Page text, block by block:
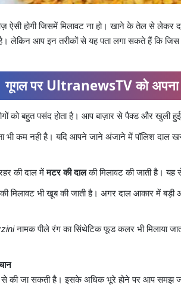
ऐसी होगी जिसमें मिलावट ना हो। खाने के तेल से लेकर
है। लेकिन आप इन तरीकों से यह पता लगा सकते हैं कि
गूगल पर UltranewsTV को अपना
को बहुत पसंद होता है। आप बाज़ार से पैक्ड और खुली
भी कम नही है। यदि आपने जाने अंजाने में पॉलिश दाल
की दाल मेंमटर की दालकी मिलावट की जाती है। यह
मिलावट भी खूब की जाती है। अगर दाल आकार में
नामक पीले रंग का सिंथेटिक फूड कलर भी मिलाया
की जा सकती है। इसके अधिक भूरे होने पर आप समझ